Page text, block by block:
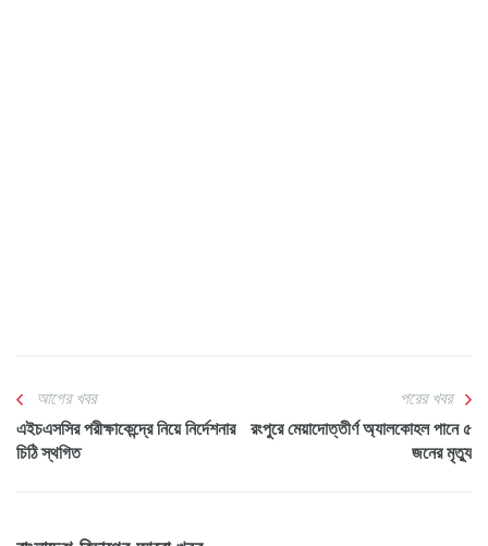
আগের খবর
এইচএসসির পরীক্ষাকেন্দ্রে নিয়ে নির্দেশনার
চিঠি স্থগিত
পরের খবর
রংপুরে মেয়াদোত্তীর্ণ অ্যালকোহল পানে ৫
জনের মৃত্যু